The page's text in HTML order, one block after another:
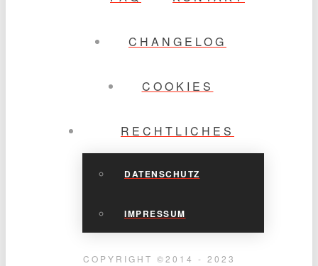
CHANGELOG
COOKIES
RECHTLICHES
DATENSCHUTZ
IMPRESSUM
COPYRIGHT ©2014 - 2023